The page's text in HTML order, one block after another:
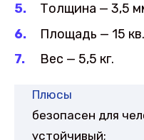
Толщина — 3,5
Площадь — 15
Вес — 5,5 кг.
Плюсы
безопасен для
устойчивый;